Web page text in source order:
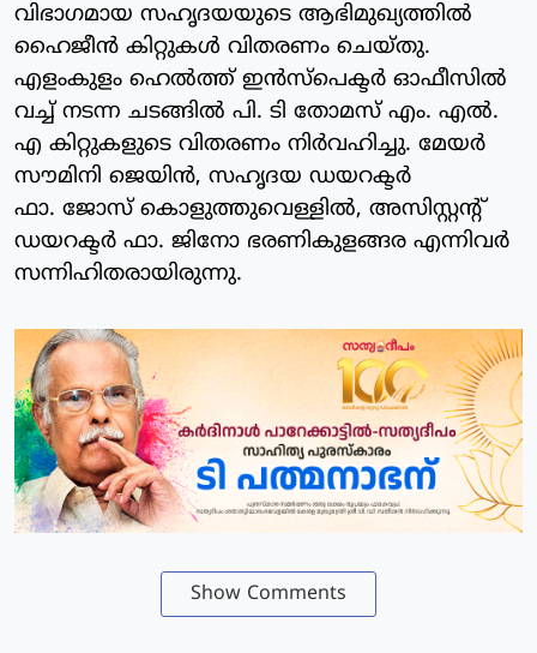
വിഭാഗമായ സഹൃദയയുടെ ആഭിമുഖ്യത്തിൽ
ഹൈജീൻ കിറ്റുകൾ വിതരണം ചെയ്തു.
എളംകുളം ഹെൽത്ത് ഇൻസ്പെക്ടർ ഓഫീസിൽ
വച്ച് നടന്ന ചടങ്ങിൽ പി. ടി തോമസ് എം. എൽ.
എ കിറ്റുകളുടെ വിതരണം നിർവഹിച്ചു. മേയർ
സൗമിനി ജെയിൻ, സഹൃദയ ഡയറക്ടർ
ഫാ. ജോസ് കൊളുത്തുവെള്ളിൽ, അസിസ്റ്റന്റ്
ഡയറക്ടർ ഫാ. ജിനോ ഭരണികുളങ്ങര എന്നിവർ
സന്നിഹിതരായിരുന്നു.
Show Comments